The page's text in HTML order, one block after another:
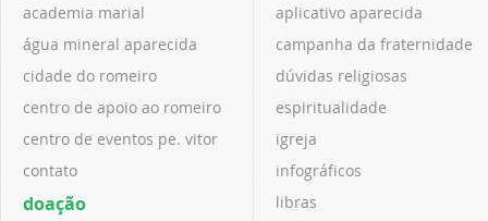
academia marial
água mineral aparecida
cidade do romeiro
centro de apoio ao romeiro
centro de eventos pe. vitor
contato
doação
aplicativo aparecida
campanha da fraternidade
dúvidas religiosas
espiritualidade
igreja
infográficos
libras